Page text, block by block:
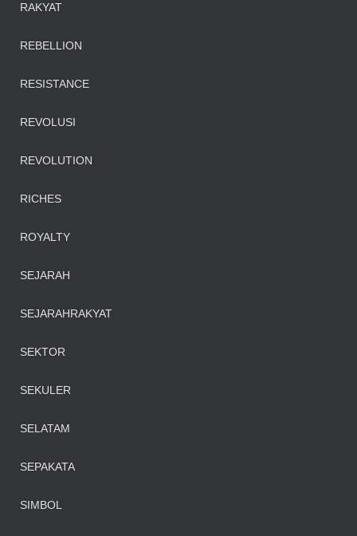
RAKYAT
REBELLION
RESISTANCE
REVOLUSI
REVOLUTION
RICHES
ROYALTY
SEJARAH
SEJARAHRAKYAT
SEKTOR
SEKULER
SELATAM
SEPAKATA
SIMBOL